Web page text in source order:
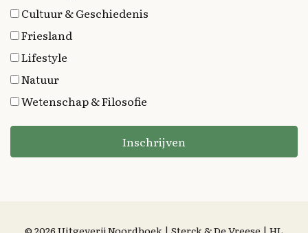
Cultuur & Geschiedenis
Friesland
Lifestyle
Natuur
Wetenschap & Filosofie
Inschrijven
© 2026 Uitgeverij Noordboek | Sterck & De Vreese | HL